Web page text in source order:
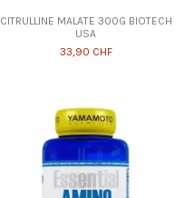
CITRULLINE MALATE 300G BIOTECH
USA
33,90 CHF